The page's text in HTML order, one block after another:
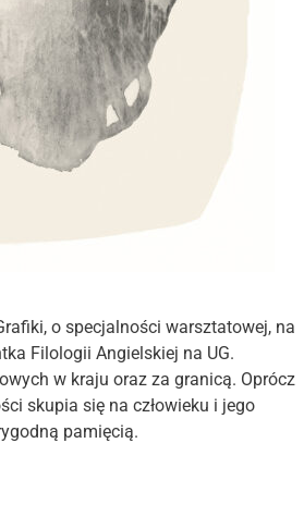
o specjalności warsztatowej, na
Filologii Angielskiej na UG.
w kraju oraz za granicą. Oprócz
skupia się na człowieku i jego
pamięcią.